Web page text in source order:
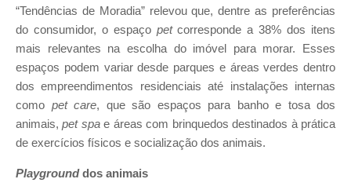
“Tendências de Moradia” relevou que, dentre as preferências
do consumidor, o espaço petcorresponde a 38% dos itens
mais relevantes na escolha do imóvel para morar. Esses
espaços podem variar desde parques e áreas verdes dentro
dos empreendimentos residenciais até instalações internas
como pet care, que são espaços para banho e tosa dos
animais,pet spae áreas com brinquedos destinados à prática
de exercícios físicos e socialização dos animais.
Playgrounddos animais